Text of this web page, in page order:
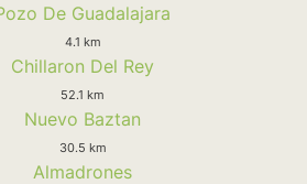
De Guadalajara
4.1 km
Chillaron Del Rey
52.1 km
Nuevo Baztan
30.5 km
Almadrones